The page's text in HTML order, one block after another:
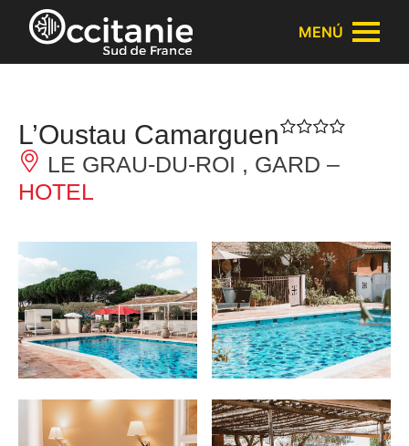
Panel de gestión de cookies
MENÚ
L’Oustau Camarguen
LE GRAU-DU-ROI , GARD –
HOTEL